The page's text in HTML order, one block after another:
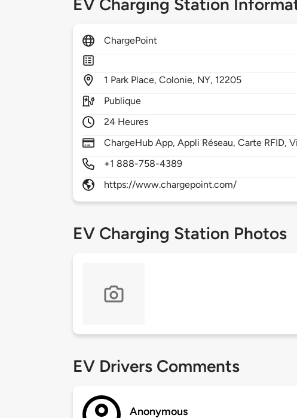
EV Charging Station
ChargePoint
1 Park Place,Colonie, NY, 12205
Publique
24 Heures
ChargeHub App, Appli Réseau, Carte RFID,
+1 888-758-4389
https://www.chargepoint.com/
EV Charging Station Photos
EV Drivers Comments
Anonymous